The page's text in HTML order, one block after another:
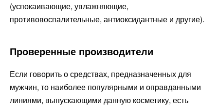
(успокаивающие, увлажняющие,
противовоспалительные, антиоксидантные и другие).
Проверенные производители
Если говорить о средствах, предназначенных для
мужчин, то наиболее популярными и оправданными
линиями, выпускающими данную косметику, есть